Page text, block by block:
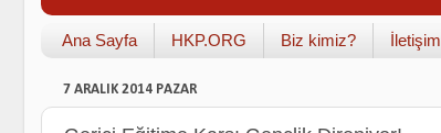
Ana Sayfa HKP.ORG Biz kimiz? İletişim
7 ARALIK 2014 PAZAR